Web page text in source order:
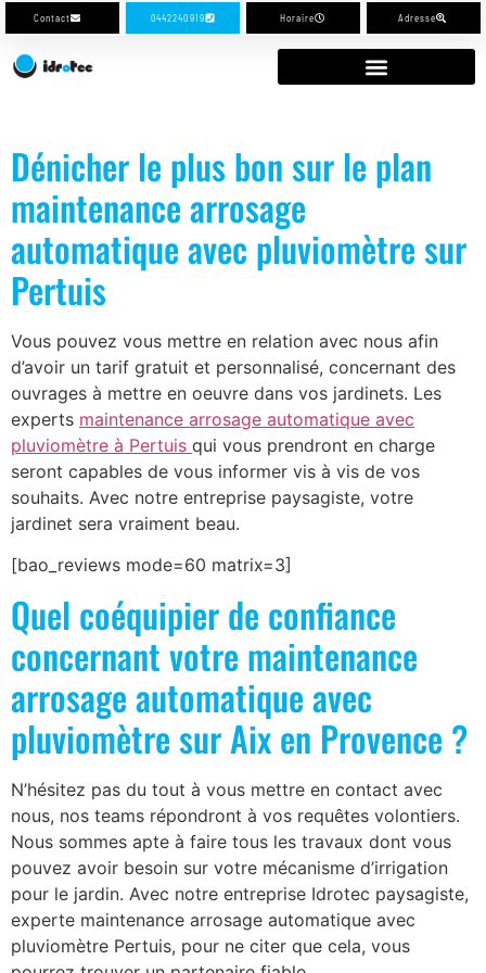
Contact 0442240919 Horaire Adresse
Dénicher le plus bon sur le plan
maintenance arrosage
automatique avec pluviomètre sur
Pertuis
Vous pouvez vous mettre en relation avec nous afin
d’avoir un tarif gratuit et personnalisé, concernant des
ouvrages à mettre en oeuvre dans vos jardinets. Les
experts maintenance arrosage automatique avec
pluviomètre à Pertuis qui vous prendront en charge
seront capables de vous informer vis à vis de vos
souhaits. Avec notre entreprise paysagiste, votre
jardinet sera vraiment beau.
[bao_reviews mode=60 matrix=3]
Quel coéquipier de confiance
concernant votre maintenance
arrosage automatique avec
pluviomètre sur Aix en Provence ?
N’hésitez pas du tout à vous mettre en contact avec
nous, nos teams répondront à vos requêtes volontiers.
Nous sommes apte à faire tous les travaux dont vous
pouvez avoir besoin sur votre mécanisme d’irrigation
pour le jardin. Avec notre entreprise Idrotec paysagiste,
experte maintenance arrosage automatique avec
pluviomètre Pertuis, pour ne citer que cela, vous